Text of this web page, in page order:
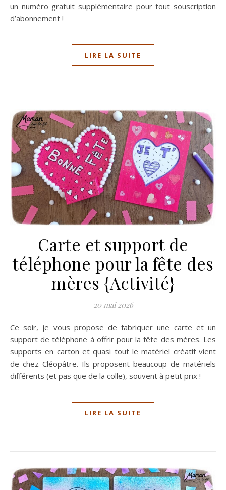
un numéro gratuit supplémentaire pour tout souscription
d’abonnement !
LIRE LA SUITE
Carte et support de
téléphone pour la fête des
mères {Activité}
20 mai 2026
Ce soir, je vous propose de fabriquer une carte et un
support de téléphone à offrir pour la fête des mères. Les
supports en carton et quasi tout le matériel créatif vient
de chez Cléopâtre. Ils proposent beaucoup de matériels
différents (et pas que de la colle), souvent à petit prix !
LIRE LA SUITE